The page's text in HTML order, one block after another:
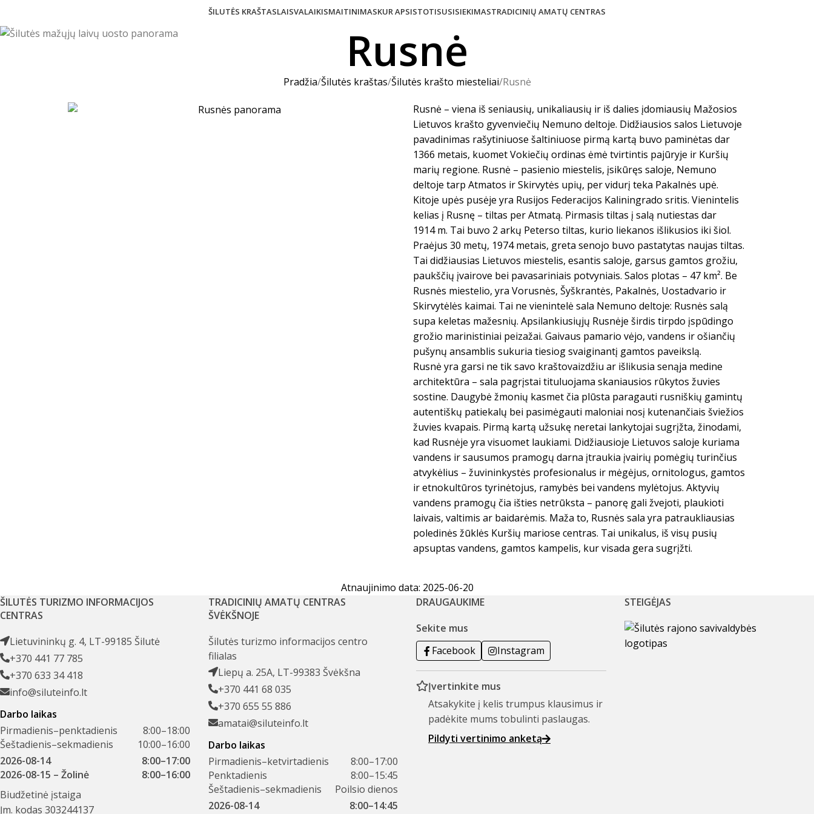
ŠILUTĖS KRAŠTASLAISVALAIKISMAITINIMASKUR APSISTOTISUSISIEKIMASTRADICINIŲ AMATŲ CENTRAS
Rusnė
Pradžia Šilutės kraštas Šilutės krašto miesteliai Rusnė
Rusnė – viena iš seniausių, unikaliausių ir iš dalies įdomiausių Mažosios
Lietuvos krašto gyvenviečių Nemuno deltoje. Didžiausios salos Lietuvoje
pavadinimas rašytiniuose šaltiniuose pirmą kartą buvo paminėtas dar
1366 metais, kuomet Vokiečių ordinas ėmė tvirtintis pajūryje ir Kuršių
marių regione. Rusnė – pasienio miestelis, įsikūręs saloje, Nemuno
deltoje tarp Atmatos ir Skirvytės upių, per vidurį teka Pakalnės upė.
Kitoje upės pusėje yra Rusijos Federacijos Kaliningrado sritis. Vienintelis
kelias į Rusnę – tiltas per Atmatą. Pirmasis tiltas į salą nutiestas dar
1914 m. Tai buvo 2 arkų Peterso tiltas, kurio liekanos išlikusios iki šiol.
Praėjus 30 metų, 1974 metais, greta senojo buvo pastatytas naujas tiltas.
Tai didžiausias Lietuvos miestelis, esantis saloje, garsus gamtos grožiu,
paukščių įvairove bei pavasariniais potvyniais. Salos plotas – 47 km². Be
Rusnės miestelio, yra Vorusnės, Šyškrantės, Pakalnės, Uostadvario ir
Skirvytėlės kaimai. Tai ne vienintelė sala Nemuno deltoje: Rusnės salą
supa keletas mažesnių. Apsilankiusiųjų Rusnėje širdis tirpdo įspūdingo
grožio marinistiniai peizažai. Gaivaus pamario vėjo, vandens ir ošiančių
pušynų ansamblis sukuria tiesiog svaiginantį gamtos paveikslą.
Rusnė yra garsi ne tik savo kraštovaizdžiu ar išlikusia senąja medine
architektūra – sala pagrįstai tituluojama skaniausios rūkytos žuvies
sostine. Daugybė žmonių kasmet čia plūsta paragauti rusniškių gamintų
autentiškų patiekalų bei pasimėgauti maloniai nosį kutenančiais šviežios
žuvies kvapais. Pirmą kartą užsukę neretai lankytojai sugrįžta, žinodami,
kad Rusnėje yra visuomet laukiami. Didžiausioje Lietuvos saloje kuriama
vandens ir sausumos pramogų darna įtraukia įvairių pomėgių turinčius
atvykėlius – žuvininkystės profesionalus ir mėgėjus, ornitologus, gamtos
ir etnokultūros tyrinėtojus, ramybės bei vandens mylėtojus. Aktyvių
vandens pramogų čia išties netrūksta – panorę gali žvejoti, plaukioti
laivais, valtimis ar baidarėmis. Maža to, Rusnės sala yra patraukliausias
poledinės žūklės Kuršių mariose centras. Tai unikalus, iš visų pusių
apsuptas vandens, gamtos kampelis, kur visada gera sugrįžti.
Atnaujinimo data: 2025-06-20
ŠILUTĖS TURIZMO INFORMACIJOS
CENTRAS
Lietuvininkų g. 4, LT-99185 Šilutė
+370 441 77 785
+370 633 34 418
info@siluteinfo.lt
Darbo laikas
Pirmadienis–penktadienis
8:00–18:00
Šeštadienis–sekmadienis
10:00–16:00
2026-08-14
8:00–17:00
2026-08-15 – Žolinė
8:00–16:00
Biudžetinė įstaiga
Įm. kodas 303244137
TRADICINIŲ AMATŲ CENTRAS
ŠVĖKŠNOJE
Šilutės turizmo informacijos centro
filialas
Liepų a. 25A, LT-99383 Švėkšna
+370 441 68 035
+370 655 55 886
amatai@siluteinfo.lt
Darbo laikas
Pirmadienis–ketvirtadienis
8:00–17:00
Penktadienis
8:00–15:45
Šeštadienis–sekmadienis
Poilsio dienos
2026-08-14
8:00–14:45
DRAUGAUKIME
Sekite mus
Facebook
Instagram
Įvertinkite mus
Atsakykite į kelis trumpus klausimus ir
padėkite mums tobulinti paslaugas.
Pildyti vertinimo anketą
STEIGĖJAS